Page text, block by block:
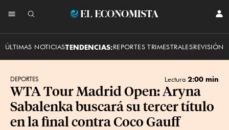
El
ÚLTIMAS NOTICIASTENDENCIAS:REPORTES TRIMESTRALESREVISIÓN
DEPORTES Lectura 2:00 min
WTA Tour Madrid Open: Aryna
Sabalenka buscará su tercer título
en la final contra Coco Gauff